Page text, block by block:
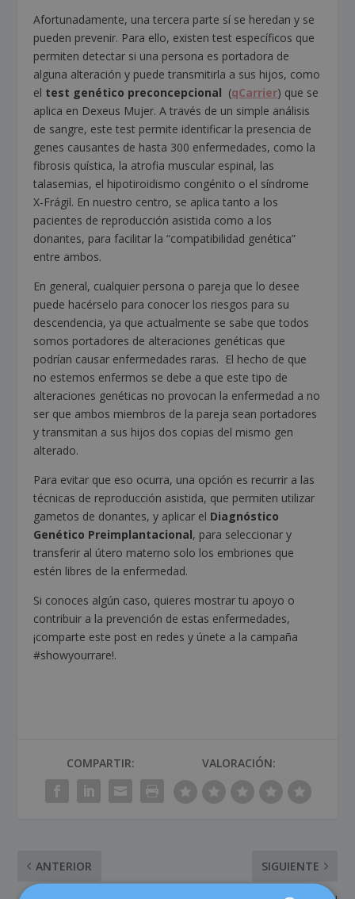
Afortunadamente, una tercera parte sí se heredan y se
pueden prevenir. Para ello, existen test específicos que
permiten detectar si una persona es portadora de
alguna alteración y puede transmitirla a sus hijos, como
el test genético preconcepcional (qCarrier) que se
aplica en Dexeus Mujer. A través de un simple análisis
de sangre, este test permite identificar la presencia de
genes causantes de hasta 300 enfermedades, como la
fibrosis quística, la atrofia muscular espinal, las
talasemias, el hipotiroidismo congénito o el síndrome
X-Frágil. En nuestro centro, se aplica tanto a los
pacientes de reproducción asistida como a los
donantes, para facilitar la “compatibilidad genética”
entre ambos.
En general, cualquier persona o pareja que lo desee
puede hacérselo para conocer los riesgos para su
descendencia, ya que actualmente se sabe que todos
somos portadores de alteraciones genéticas que
podrían causar enfermedades raras. El hecho de que
no estemos enfermos se debe a que este tipo de
alteraciones genéticas no provocan la enfermedad a no
ser que ambos miembros de la pareja sean portadores
y transmitan a sus hijos dos copias del mismo gen
alterado.
Para evitar que eso ocurra, una opción es recurrir a las
técnicas de reproducción asistida, que permiten utilizar
gametos de donantes, y aplicar el Diagnóstico
Genético Preimplantacional, para seleccionar y
transferir al útero materno solo los embriones que
estén libres de la enfermedad.
Si conoces algún caso, quieres mostrar tu apoyo o
contribuir a la prevención de estas enfermedades,
¡comparte este post en redes y únete a la campaña
#showyourrare!.
COMPARTIR: VALORACIÓN:
ANTERIOR SIGUIENTE